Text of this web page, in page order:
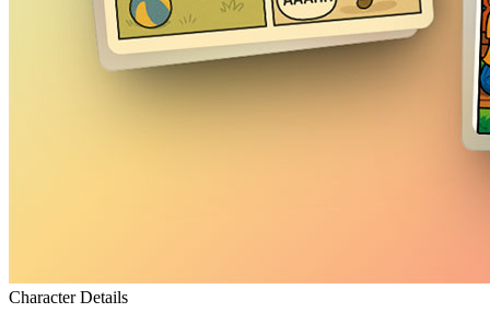
Character Details